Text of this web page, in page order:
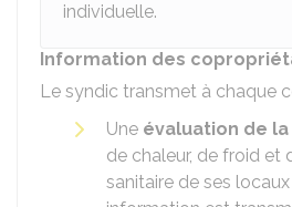
individuelle.
Information des
Le syndic transmet à chaque
Une évaluation de
de chaleur, de froid et
sanitaire de ses